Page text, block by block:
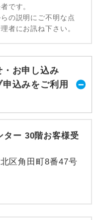
です。
の説明にご不明な点
者にお訊ね下さい。
お申し込み
申込みをご利用
ター 30階お客様受
区角田町8番47号